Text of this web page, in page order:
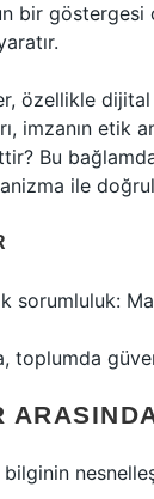
bir göstergesi
özellikle
imzanın etik
Bu
ile
sorumluluk:
toplumda